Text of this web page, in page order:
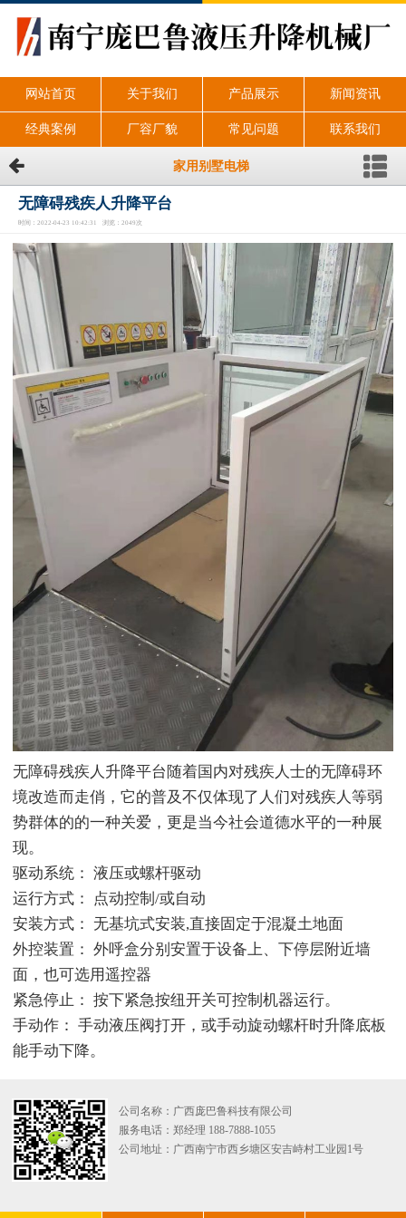
网站首页 关于我们 产品展示 新闻资讯
经典案例 厂容厂貌 常见问题 联系我们
家用别墅电梯
无障碍残疾人升降平台
时间：2022-04-23 10:42:31 浏览：2049次
无障碍残疾人升降平台随着国内对残疾人士的无障碍环
境改造而走俏，它的普及不仅体现了人们对残疾人等弱
势群体的的一种关爱，更是当今社会道德水平的一种展
现。
驱动系统： 液压或螺杆驱动
运行方式： 点动控制/或自动
安装方式： 无基坑式安装,直接固定于混凝土地面
外控装置： 外呼盒分别安置于设备上、下停层附近墙
面，也可选用遥控器
紧急停止： 按下紧急按纽开关可控制机器运行。
手动作： 手动液压阀打开，或手动旋动螺杆时升降底板
能手动下降。
公司名称：广西庞巴鲁科技有限公司
服务电话：郑经理 188-7888-1055
公司地址：广西南宁市西乡塘区安吉峙村工业园1号